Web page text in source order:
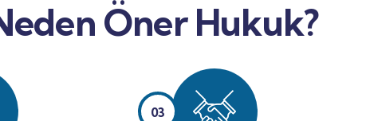
Öner Hukuk?
03